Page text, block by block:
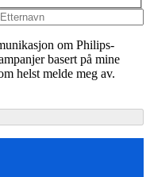
om Philips-
basert på mine
helst melde meg av.